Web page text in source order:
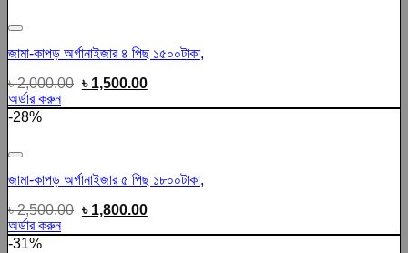
জামা-কাপড় অর্গানাইজার ৪ পিছ ১৫০০টাকা,
৳2,000.00 ৳ 1,500.00
অর্ডার করুন
-28%
জামা-কাপড় অর্গানাইজার ৫ পিছ ১৮০০টাকা,
৳2,500.00 ৳ 1,800.00
অর্ডার করুন
-31%